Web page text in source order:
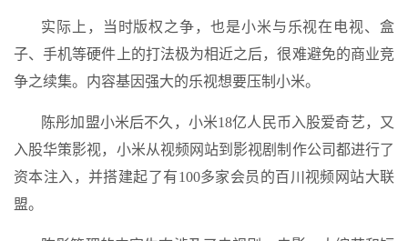
实际上，当时版权之争，也是小米与乐视在电视、盒
子、手机等硬件上的打法极为相近之后，很难避免的商业竞
争之续集。内容基因强大的乐视想要压制小米。
陈彤加盟小米后不久，小米18亿人民币入股爱奇艺，又
入股华策影视，小米从视频网站到影视剧制作公司都进行了
资本注入，并搭建起了有100多家会员的百川视频网站大联
盟。